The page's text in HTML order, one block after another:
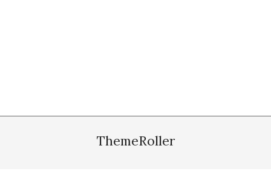
ThemeRoller